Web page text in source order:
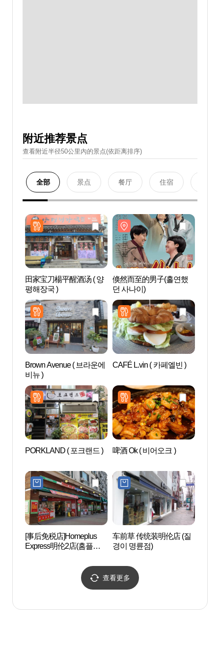
附近推荐景点
查看附近半径50公里內的景点(依距离排序)
全部 景点 餐厅 住宿
田家宝刀楊平醒酒汤 ( 양
평해장국 )
倏然而至的男子(홀연했
던 사나이)
Brown Avenue ( 브라운에
비뉴 )
CAFÉ L.vin ( 카페엘빈 )
PORKLAND ( 포크랜드 ) 啤酒 Ok ( 비어오크 )
[事后免税店]Homeplus
Express明伦2店(홈플러
车前草 传统装明伦店 (질
경이 명륜점)
查看更多